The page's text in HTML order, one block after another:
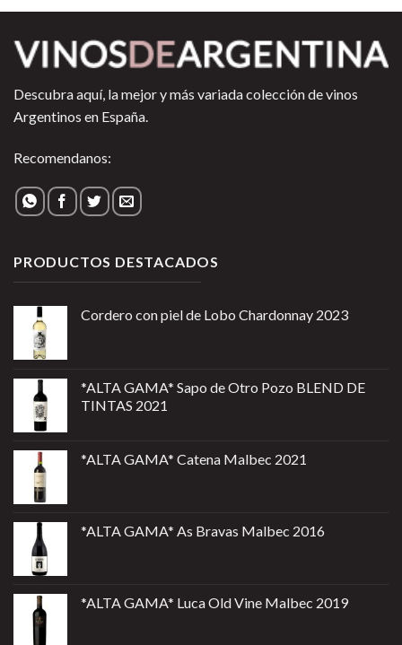
Descubra aquí, la mejor y más variada colección de vinos
Argentinos en España.
Recomendanos:
PRODUCTOS DESTACADOS
Cordero con piel de Lobo Chardonnay 2023
*ALTA GAMA* Sapo de Otro Pozo BLEND DE
TINTAS 2021
*ALTA GAMA* Catena Malbec 2021
*ALTA GAMA* As Bravas Malbec 2016
*ALTA GAMA* Luca Old Vine Malbec 2019